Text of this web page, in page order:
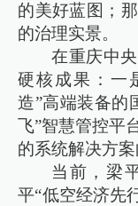
的美好蓝图；
的治理实景。
在重庆中
硬核成果：一
造”高端装备的
飞”智慧管控平
的系统解决方案
当前，梁
平“低空经济先